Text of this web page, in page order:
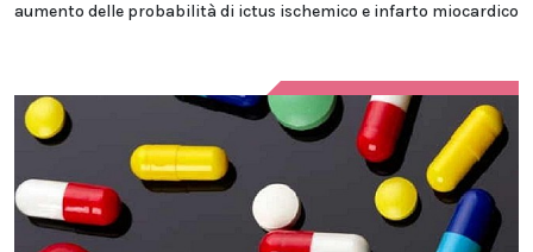
aumento delle probabilità di ictus ischemico e infarto miocardico